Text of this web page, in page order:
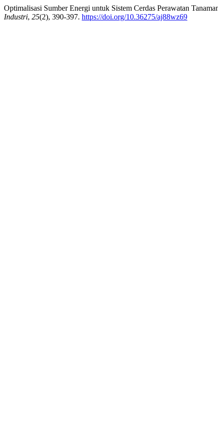
Optimalisasi Sumber Energi untuk Sistem Cerdas Perawatan
Industri, 25(2), 390-397. https://doi.org/10.36275/aj88wz69